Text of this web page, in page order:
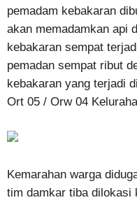
pemadam kebakaran
akan memadamkan api
kebakaran sempat
pemadan sempat ribut
kebakaran yang terjadi
Ort 05 / Orw 04
Kemarahan warga
tim damkar tiba dilokasi